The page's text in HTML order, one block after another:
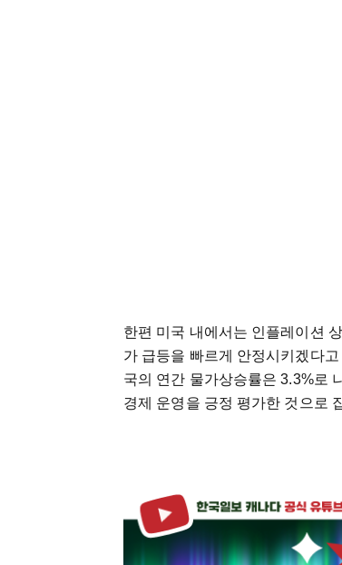
한편 미국 내에서는 인플레이션
가 급등을 빠르게 안정시키겠다
국의 연간 물가상승률은 3.3%로
경제 운영을 긍정 평가한 것으로